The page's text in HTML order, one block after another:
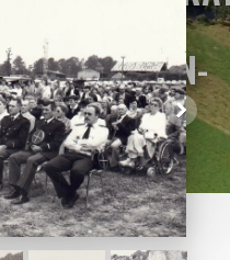
DE LA
LIBÉRATION-
AOÛT 1985